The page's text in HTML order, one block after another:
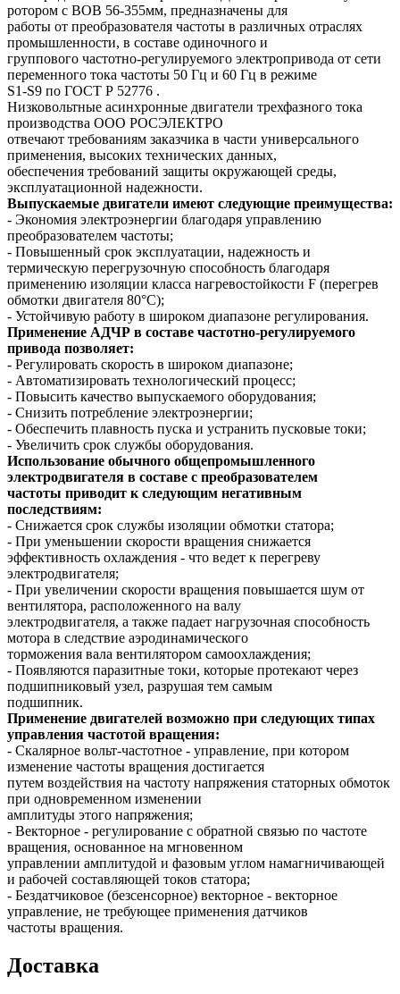
ротором с ВОВ 56-355мм, предназначены для
работы от преобразователя частоты в различных отраслях
промышленности, в составе одиночного и
группового частотно-регулируемого электропривода от сети
переменного тока частоты 50 Гц и 60 Гц в режиме
S1-S9 по ГОСТ Р 52776 .
Низковольтные асинхронные двигатели трехфазного тока
производства ООО РОСЭЛЕКТРО
отвечают требованиям заказчика в части универсального
применения, высоких технических данных,
обеспечения требований защиты окружающей среды,
эксплуатационной надежности.
Выпускаемые двигатели имеют следующие преимущества:
- Экономия электроэнергии благодаря управлению
преобразователем частоты;
- Повышенный срок эксплуатации, надежность и
термическую перегрузочную способность благодаря
применению изоляции класса нагревостойкости F (перегрев
обмотки двигателя 80°C);
- Устойчивую работу в широком диапазоне регулирования.
Применение АДЧР в составе частотно-регулируемого
привода позволяет:
- Регулировать скорость в широком диапазоне;
- Автоматизировать технологический процесс;
- Повысить качество выпускаемого оборудования;
- Снизить потребление электроэнергии;
- Обеспечить плавность пуска и устранить пусковые токи;
- Увеличить срок службы оборудования.
Использование обычного общепромышленного
электродвигателя в составе с преобразователем
частоты приводит к следующим негативным
последствиям:
- Снижается срок службы изоляции обмотки статора;
- При уменьшении скорости вращения снижается
эффективность охлаждения - что ведет к перегреву
электродвигателя;
- При увеличении скорости вращения повышается шум от
вентилятора, расположенного на валу
электродвигателя, а также падает нагрузочная способность
мотора в следствие аэродинамического
торможения вала вентилятором самоохлаждения;
- Появляются паразитные токи, которые протекают через
подшипниковый узел, разрушая тем самым
подшипник.
Применение двигателей возможно при следующих типах
управления частотой вращения:
- Скалярное вольт-частотное - управление, при котором
изменение частоты вращения достигается
путем воздействия на частоту напряжения статорных обмоток
при одновременном изменении
амплитуды этого напряжения;
- Векторное - регулирование с обратной связью по частоте
вращения, основанное на мгновенном
управлении амплитудой и фазовым углом намагничивающей
и рабочей составляющей токов статора;
- Бездатчиковое (безсенсорное) векторное - векторное
управление, не требующее применения датчиков
частоты вращения.
Доставка